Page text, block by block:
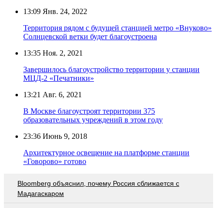
13:09 Янв. 24, 2022
Территория рядом с будущей станцией метро «Внуково»
Солнцевской ветки будет благоустроена
13:35 Ноя. 2, 2021
Завершилось благоустройство территории у станции
МЦД-2 «Печатники»
13:21 Авг. 6, 2021
В Москве благоустроят территории 375
образовательных учреждений в этом году
23:36 Июнь 9, 2018
Архитектурное освещение на платформе станции
«Говорово» готово
Bloomberg объяснил, почему Россия сближается с
Мадагаскаром